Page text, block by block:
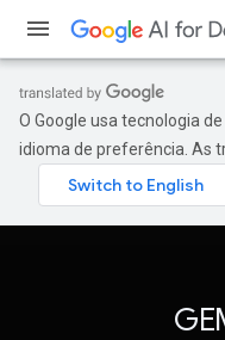
O Google usa tecnologia
idioma de preferência. As